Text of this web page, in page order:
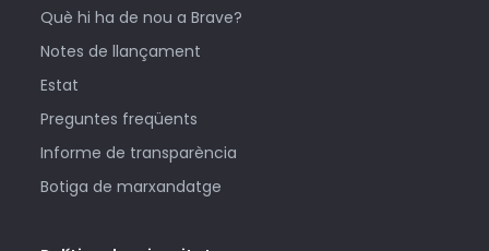
Què hi ha de nou a Brave?
Notes de llançament
Estat
Preguntes freqüents
Informe de transparència
Botiga de marxandatge